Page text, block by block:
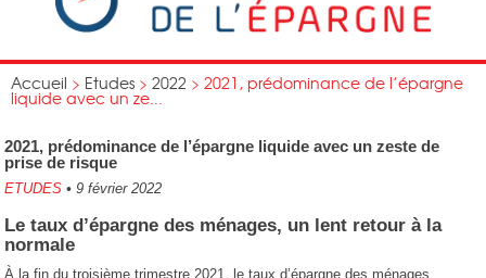
Accueil > Etudes > 2022 > 2021, prédominance de l’épargne
liquide avec un ze...
2021, prédominance de l’épargne liquide avec un zeste de
prise de risque
ETUDES • 9 février 2022
Le taux d’épargne des ménages, un lent retour à la
normale
À la fin du troisième trimestre 2021, le taux d’épargne des ménages